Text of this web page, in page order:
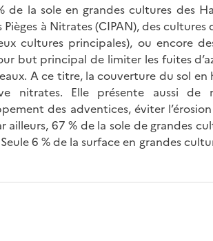
de la sole en grandes cultures des
à Nitrates (CIPAN), des cultures
cultures principales), ou encore
but principal de limiter les fuites
A ce titre, la couverture du sol en
nitrates. Elle présente aussi de
des adventices, éviter
67 % de la sole de grandes
6 % de la surface en grandes